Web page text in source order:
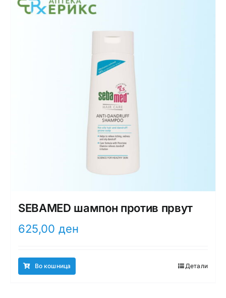
SEBAMED шампон против првут
625,00 ден
Во кошница Детали